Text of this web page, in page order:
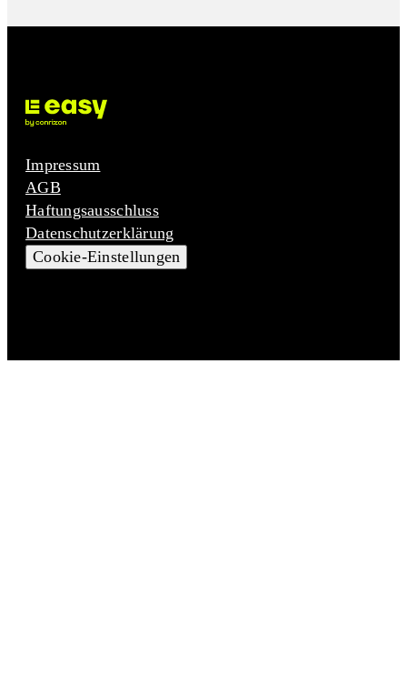
Impressum
AGB
Haftungsausschluss
Datenschutzerklärung
Cookie-Einstellungen